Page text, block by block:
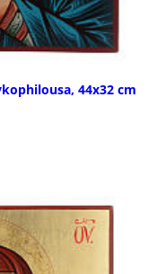
44x32 cm